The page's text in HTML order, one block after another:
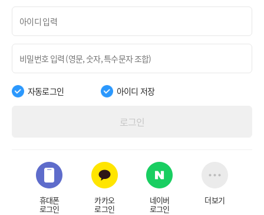
자동로그인 아이디 저장
로그인
휴대폰
로그인
카카오
로그인
네이버
로그인
더보기